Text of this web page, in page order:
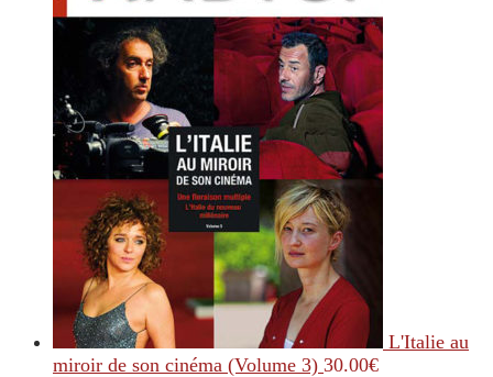
L'Italie au
miroir de son cinéma (Volume 3) 30.00€